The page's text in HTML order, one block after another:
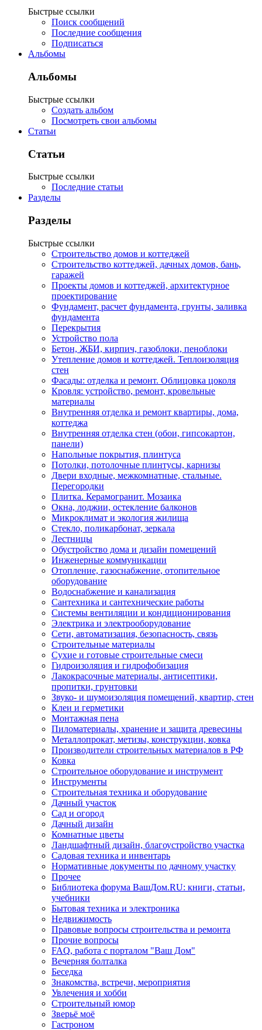
Быстрые ссылки
Поиск сообщений
Последние сообщения
Подписаться
Альбомы
Альбомы
Быстрые ссылки
Создать альбом
Посмотреть свои альбомы
Статьи
Статьи
Быстрые ссылки
Последние статьи
Разделы
Разделы
Быстрые ссылки
Строительство домов и коттеджей
Строительство коттеджей, дачных домов, бань,
гаражей
Проекты домов и коттеджей, архитектурное
проектирование
Фундамент, расчет фундамента, грунты, заливка
фундамента
Перекрытия
Устройство пола
Бетон, ЖБИ, кирпич, газоблоки, пеноблоки
Утепление домов и коттеджей. Теплоизоляция
стен
Фасады: отделка и ремонт. Облицовка цоколя
Кровля: устройство, ремонт, кровельные
материалы
Внутренняя отделка и ремонт квартиры, дома,
коттеджа
Внутренняя отделка стен (обои, гипсокартон,
панели)
Напольные покрытия, плинтуса
Потолки, потолочные плинтусы, карнизы
Двери входные, межкомнатные, стальные.
Перегородки
Плитка. Керамогранит. Мозаика
Окна, лоджии, остекление балконов
Микроклимат и экология жилища
Стекло, поликарбонат, зеркала
Лестницы
Обустройство дома и дизайн помещений
Инженерные коммуникации
Отопление, газоснабжение, отопительное
оборудование
Водоснабжение и канализация
Сантехника и сантехнические работы
Системы вентиляции и кондиционирования
Электрика и электрооборудование
Сети, автоматизация, безопасность, связь
Строительные материалы
Сухие и готовые строительные смеси
Гидроизоляция и гидрофобизация
Лакокрасочные материалы, антисептики,
пропитки, грунтовки
Звуко- и шумоизоляция помещений, квартир, стен
Клеи и герметики
Монтажная пена
Пиломатериалы, хранение и защита древесины
Металлопрокат, метизы, конструкции, ковка
Производители строительных материалов в РФ
Ковка
Строительное оборудование и инструмент
Инструменты
Строительная техника и оборудование
Дачный участок
Сад и огород
Дачный дизайн
Комнатные цветы
Ландшафтный дизайн, благоустройство участка
Садовая техника и инвентарь
Нормативные документы по дачному участку
Прочее
Библиотека форума ВашДом.RU: книги, статьи,
учебники
Бытовая техника и электроника
Недвижимость
Правовые вопросы строительства и ремонта
Прочие вопросы
FAQ, работа с порталом "Ваш Дом"
Вечерняя болталка
Беседка
Знакомства, встречи, мероприятия
Увлечения и хобби
Строительный юмор
Зверьё моё
Гастроном